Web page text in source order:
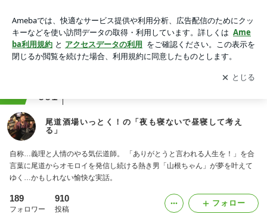
アプリをダウンロードして ブログの更新通知
を受け取りまし
ょう。
開く
991
尾道酒場いっとく！の「夜も寝ないで昼寝して考え
る」
自称…義理と人情のやる気伝道師。 「ありがとうと言われる人生を！」を合
言葉に尾道からオモロイを発信し続ける熱き男「山根ちゃん」が夢を叶えて
ゆく…かもしれない愉快な実話。
189
フォロワー
910
投稿
フォロー